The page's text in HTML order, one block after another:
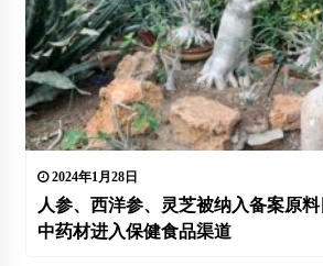
2024年1月28日
人参、西洋参、灵芝被纳入备案原
中药材进入保健食品渠道